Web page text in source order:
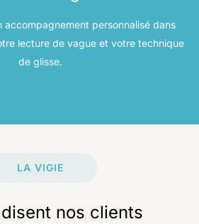
accompagnement personnalisé dans
lecture de vague et votre technique
de glisse.
LA VIGIE
nos clients